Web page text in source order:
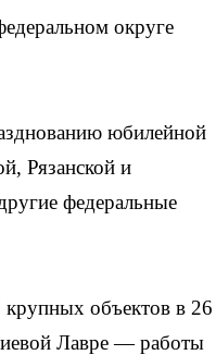
округе
юбилейной
Рязанской и
федеральные
крупных объектов в 26
Лавре — работы